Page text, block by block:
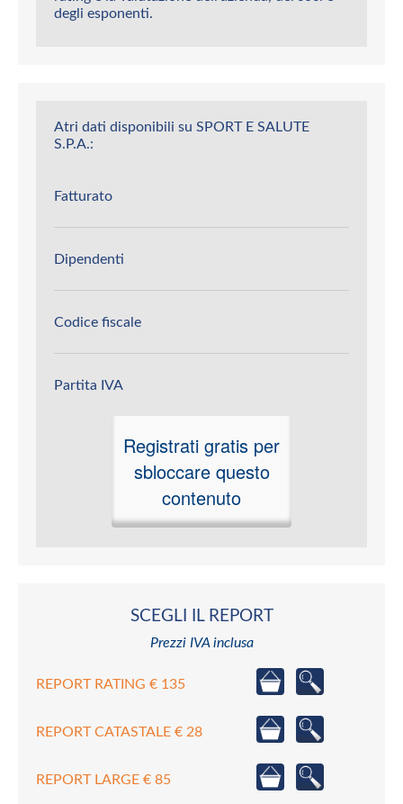
degli esponenti.
Atri dati disponibili su SPORT E SALUTE
S.P.A.:
Fatturato
Dipendenti
Codice fiscale
Partita IVA
Registrati gratis per
sbloccare questo
contenuto
SCEGLI IL REPORT
Prezzi IVA inclusa
REPORT RATING € 135
REPORT CATASTALE € 28
REPORT LARGE € 85